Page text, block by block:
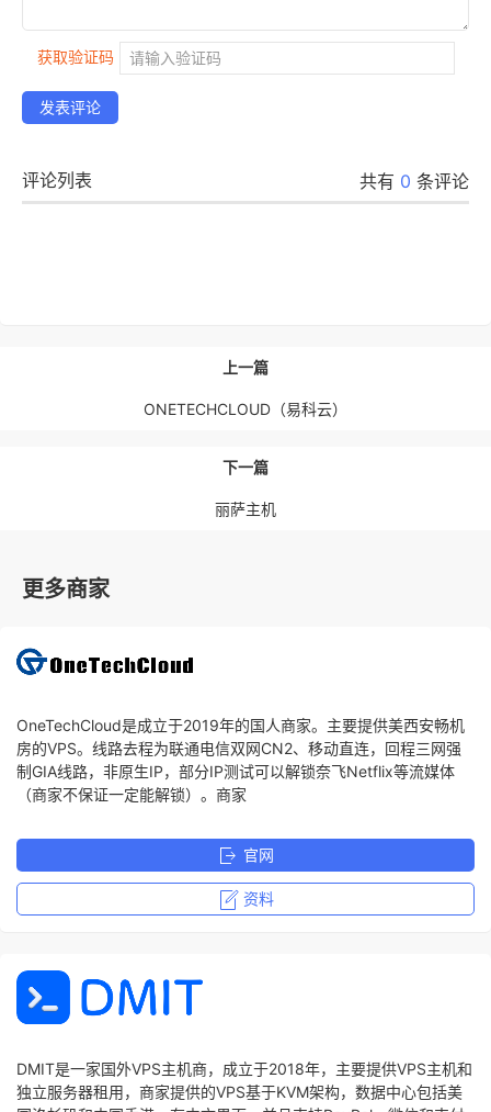
获取验证码
发表评论
评论列表 共有 0 条评论
上一篇
ONETECHCLOUD（易科云）
下一篇
丽萨主机
更多商家
OneTechCloud是成立于2019年的国人商家。主要提供美西安畅机
房的VPS。线路去程为联通电信双网CN2、移动直连，回程三网强
制GIA线路，非原生IP，部分IP测试可以解锁奈飞Netflix等流媒体
（商家不保证一定能解锁）。商家
官网
资料
DMIT是一家国外VPS主机商，成立于2018年，主要提供VPS主机和
独立服务器租用，商家提供的VPS基于KVM架构，数据中心包括美